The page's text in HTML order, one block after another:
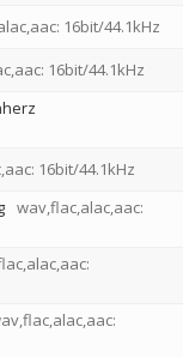
16bit/44.1kHz
16bit/44.1kHz
16bit/44.1kHz
wav,flac,alac,aac: